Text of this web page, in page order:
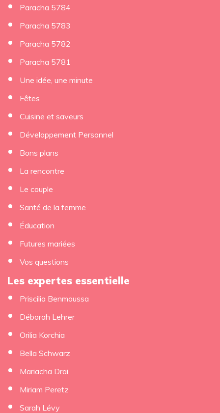
Paracha 5784
Paracha 5783
Paracha 5782
Paracha 5781
Une idée, une minute
Fêtes
Cuisine et saveurs
Développement Personnel
Bons plans
La rencontre
Le couple
Santé de la femme
Éducation
Futures mariées
Vos questions
Les expertes essentielle
Priscilia Benmoussa
Déborah Lehrer
Orilia Korchia
Bella Schwarz
Mariacha Drai
Miriam Peretz
Sarah Lévy